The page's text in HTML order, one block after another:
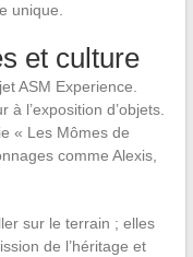
unique.
et culture
ASM Experience.
à l’exposition d’objets.
« Les Mômes de
comme Alexis,
sur le terrain ; elles
de l’héritage et